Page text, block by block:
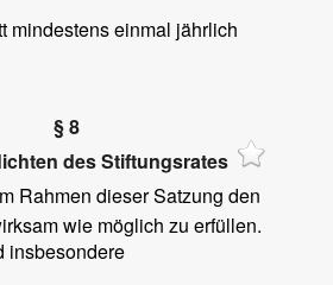
mindestens einmal jährlich
§ 8
des Stiftungsrates
Rahmen dieser Satzung den
wie möglich zu erfüllen.
insbesondere